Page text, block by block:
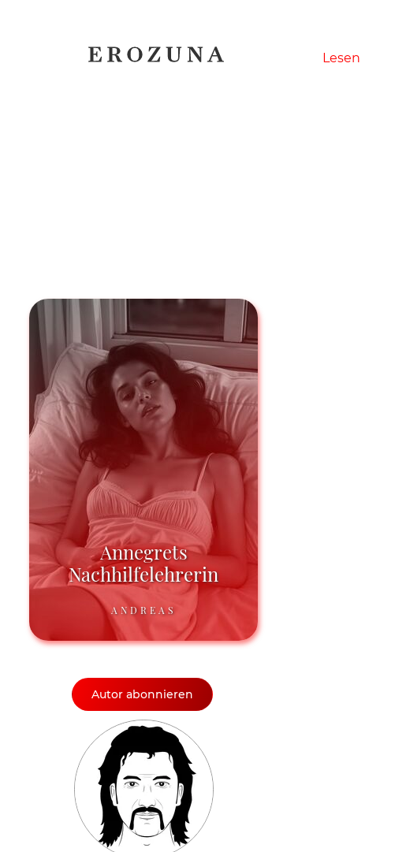
Navigation
Lesen
Annegrets
Nachhilfelehrerin
ANDREAS
Autor abonnieren